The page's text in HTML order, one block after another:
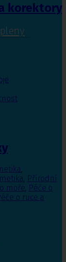
korektory
,
, Přírodní
moře, Péče o
o ruce a